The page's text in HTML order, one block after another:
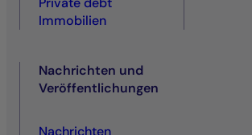
Immobilien
Nachrichten und
Veröffentlichungen
Nachrichten